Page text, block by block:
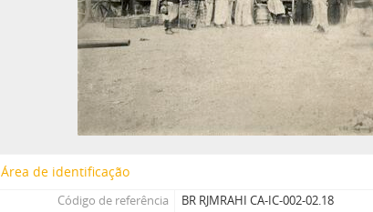
Área de identificação
Código de referência
BR RJMRAHI CA-IC-002-02.18